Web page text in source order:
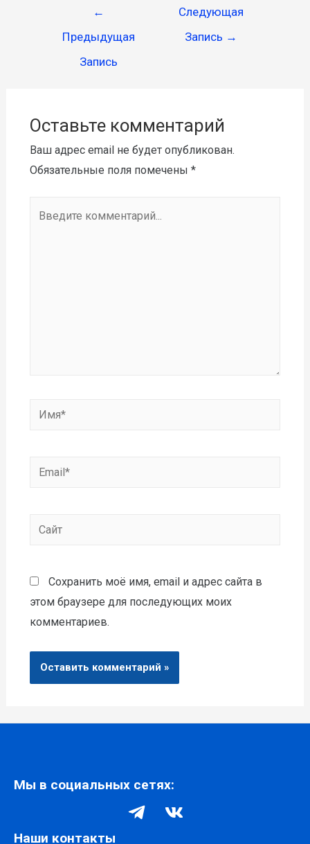
←
Предыдущая
Запись
Следующая
Запись →
Оставьте комментарий
Ваш адрес email не будет опубликован.
Обязательные поля помечены *
Сохранить моё имя, email и адрес сайта в
этом браузере для последующих моих
комментариев.
Мы в социальных сетях:
Наши контакты